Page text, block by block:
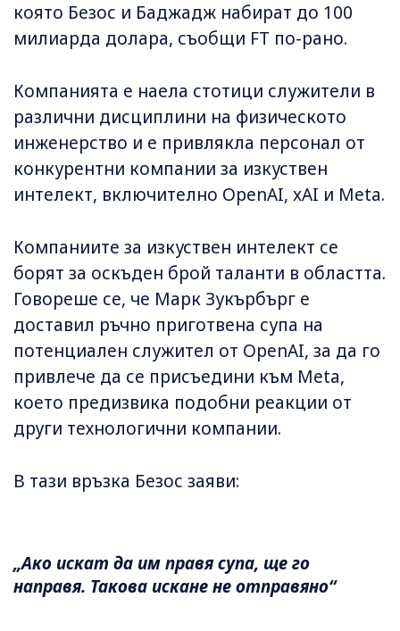
която Безос и Баджадж набират до 100
милиарда долара, съобщи FT по-рано.
Компанията е наела стотици служители в
различни дисциплини на физическото
инженерство и е привлякла персонал от
конкурентни компании за изкуствен
интелект, включително OpenAI, xAI и Meta.
Компаниите за изкуствен интелект се
борят за оскъдeн брой таланти в областта.
Говореше се, че Марк Зукърбърг е
доставил ръчно приготвена супа на
потенциален служител от OpenAI, за да го
привлече да се присъедини към Meta,
което предизвика подобни реакции от
други технологични компании.
В тази връзка Безос заяви:
„Ако искат да им правя супа, ще го
направя. Такова искане не отправяно“